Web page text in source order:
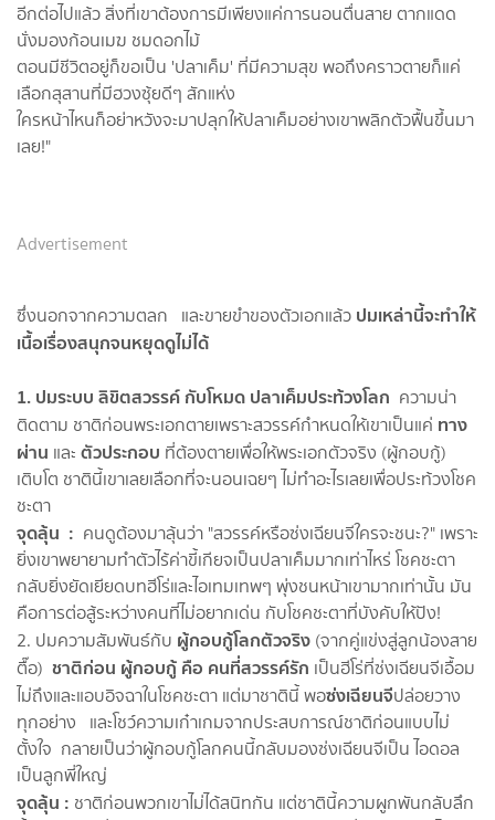
อีกต่อไปแล้ว สิ่งที่เขาต้องการมีเพียงแค่การนอนตื่นสาย ตากแดด
นั่งมองก้อนเมฆ ชมดอกไม้
ตอนมีชีวิตอยู่ก็ขอเป็น 'ปลาเค็ม' ที่มีความสุข พอถึงคราวตายก็แค่
เลือกสุสานที่มีฮวงซุ้ยดีๆ สักแห่ง
ใครหน้าไหนก็อย่าหวังจะมาปลุกให้ปลาเค็มอย่างเขาพลิกตัวฟื้นขึ้นมา
เลย!"
Advertisement
ซึ่งนอกจากความตลก และขายขำของตัวเอกแล้ว ปมเหล่านี้จะทำให้
เนื้อเรื่องสนุกจนหยุดดูไม่ได้
1. ปมระบบ ลิขิตสวรรค์ กับโหมด ปลาเค็มประท้วงโลก ความน่า
ติดตาม ชาติก่อนพระเอกตายเพราะสวรรค์กำหนดให้เขาเป็นแค่ ทาง
ผ่าน และ ตัวประกอบ ที่ต้องตายเพื่อให้พระเอกตัวจริง (ผู้กอบกู้)
เติบโต ชาตินี้เขาเลยเลือกที่จะนอนเฉยๆ ไม่ทำอะไรเลยเพื่อประท้วงโชค
ชะตา
จุดลุ้น : คนดูต้องมาลุ้นว่า "สวรรค์หรือซ่งเฉียนจีใครจะชนะ?" เพราะ
ยิ่งเขาพยายามทำตัวไร้ค่าขี้เกียจเป็นปลาเค็มมากเท่าไหร่ โชคชะตา
กลับยิ่งยัดเยียดบทฮีโร่และไอเทมเทพๆ พุ่งชนหน้าเขามากเท่านั้น มัน
คือการต่อสู้ระหว่างคนที่ไม่อยากเด่น กับโชคชะตาที่บังคับให้ปัง!
2. ปมความสัมพันธ์กับ ผู้กอบกู้โลกตัวจริง (จากคู่แข่งสู่ลูกน้องสาย
ตื๊อ) ชาติก่อน ผู้กอบกู้ คือ คนที่สวรรค์รัก เป็นฮีโร่ที่ซ่งเฉียนจีเอื้อม
ไม่ถึงและแอบอิจฉาในโชคชะตา แต่มาชาตินี้ พอซ่งเฉียนจีปล่อยวาง
ทุกอย่าง และโชว์ความเก๋าเกมจากประสบการณ์ชาติก่อนแบบไม่
ตั้งใจ กลายเป็นว่าผู้กอบกู้โลกคนนี้กลับมองซ่งเฉียนจีเป็น ไอดอล
เป็นลูกพี่ใหญ่
จุดลุ้น : ชาติก่อนพวกเขาไม่ได้สนิทกัน แต่ชาตินี้ความผูกพันกลับลึก